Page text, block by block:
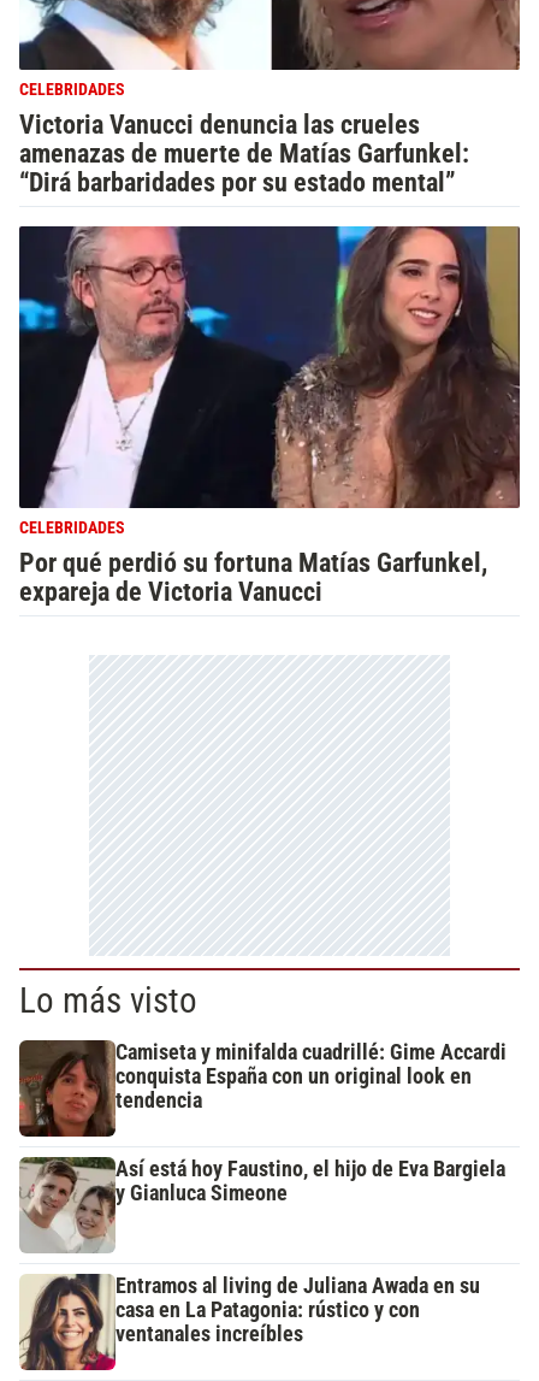
CELEBRIDADES
Victoria Vanucci denuncia las crueles
amenazas de muerte de Matías Garfunkel:
“Dirá barbaridades por su estado mental”
CELEBRIDADES
Por qué perdió su fortuna Matías Garfunkel,
expareja de Victoria Vanucci
Lo más visto
Camiseta y minifalda cuadrillé: Gime Accardi
conquista España con un original look en
tendencia
Así está hoy Faustino, el hijo de Eva Bargiela
y Gianluca Simeone
Entramos al living de Juliana Awada en su
casa en La Patagonia: rústico y con
ventanales increíbles